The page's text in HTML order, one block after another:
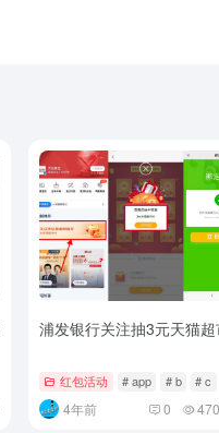
浦发银行关注抽3元天猫
红包活动 # app # b # c
4年前 0 470